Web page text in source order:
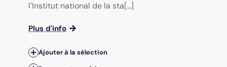
l'Institut national de la sta[...]
Plus d'info
Ajouter à la sélection